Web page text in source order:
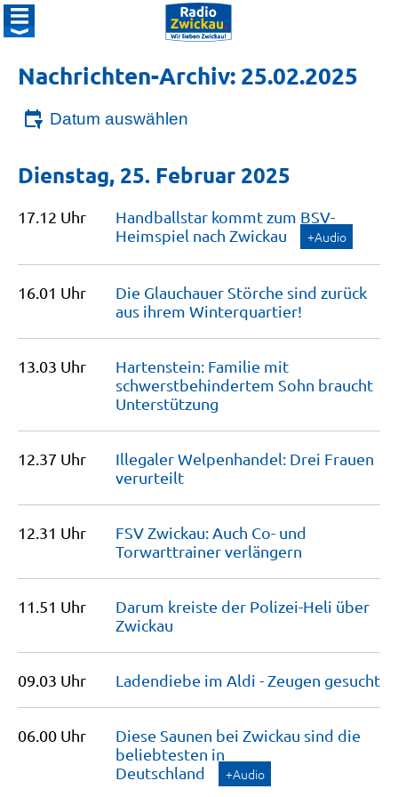
Nachrichten-Archiv: 25.02.2025
Datum auswählen
Dienstag, 25. Februar 2025
17.12 Uhr
Handballstar kommt zum BSV-
Heimspiel nach Zwickau +Audio
16.01 Uhr
Die Glauchauer Störche sind zurück
aus ihrem Winterquartier!
13.03 Uhr
Hartenstein: Familie mit
schwerstbehindertem Sohn braucht
Unterstützung
12.37 Uhr
Illegaler Welpenhandel: Drei Frauen
verurteilt
12.31 Uhr
FSV Zwickau: Auch Co- und
Torwarttrainerverlängern
11.51 Uhr
Darum kreiste der Polizei-Heli über
Zwickau
09.03 Uhr Ladendiebe im Aldi - Zeugen gesucht
06.00 Uhr
Diese Saunen bei Zwickau sind die
beliebtesten in
Deutschland
+Audio